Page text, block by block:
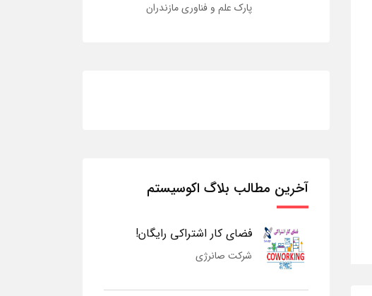
پارک علم و فناوری مازندران
آخرین مطالب بلاگ اکوسیستم
فضای کار اشتراکی رایگان!
شرکت صانرژی